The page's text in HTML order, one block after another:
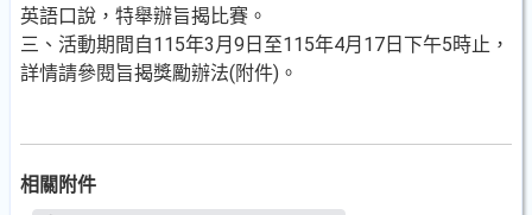
英語口說，特舉辦旨揭比賽。
三、活動期間自115年3月9日至115年4月17日下午5時止，
詳情請參閱旨揭獎勵辦法(附件)。
相關附件